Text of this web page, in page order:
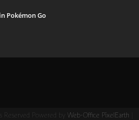
Pokémon Go
Powered by Web-Office PixelEarth